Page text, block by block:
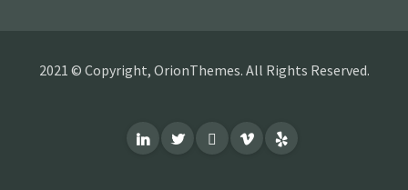
2021 © Copyright, OrionThemes. All Rights Reserved.